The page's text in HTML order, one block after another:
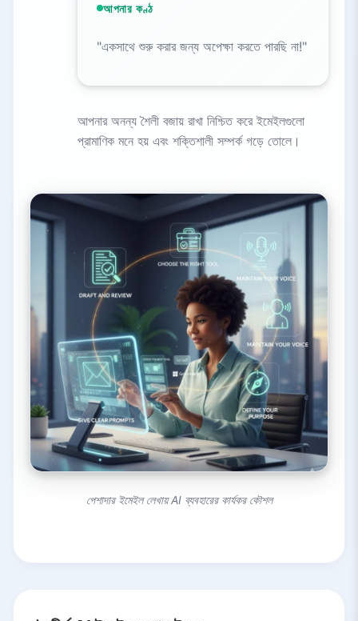
আপনার কণ্ঠ
"একসাথে শুরু করার জন্য অপেক্ষা করতে পারছি না!"
আপনার অনন্য শৈলী বজায় রাখা নিশ্চিত করে ইমেইলগুলো
প্রামাণিক মনে হয় এবং শক্তিশালী সম্পর্ক গড়ে তোলে।
পেশাদার ইমেইল লেখায় AI ব্যবহারের কার্যকর কৌশল